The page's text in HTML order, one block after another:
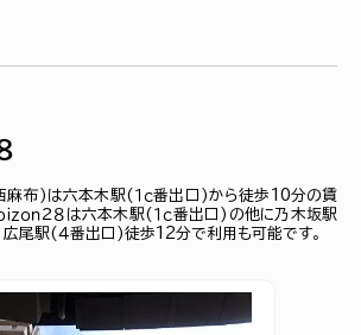
区西麻布)は六本木駅(１ｃ番出口)から徒歩10分の賃
ｉｚｏｎ２８は六本木駅(１ｃ番出口)の他に乃木坂駅
尾駅(４番出口)徒歩12分で利用も可能です。